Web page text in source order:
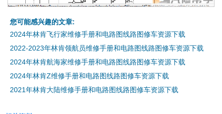
您可能感兴趣的文章:
2024年林肯飞行家维修手册和电路图线路图修车资源下载
2022-2023年林肯领航员维修手册和电路图线路图修车资源下载
2024年林肯航海家维修手册和电路图线路图修车资源下载
2024年林肯Z维修手册和电路图线路图修车资源下载
2021年林肯大陆维修手册和电路图线路图修车资源下载